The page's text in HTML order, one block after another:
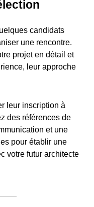
candidats
une rencontre.
projet en détail et
leur approche
leur inscription à
des références de
et une
pour établir une
votre futur architecte